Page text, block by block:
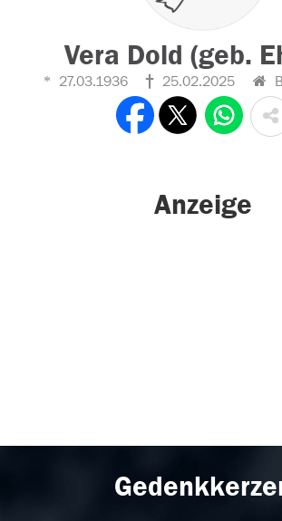
Vera Dold (geb.
27.03.1936 25.02.2025
Anzeige